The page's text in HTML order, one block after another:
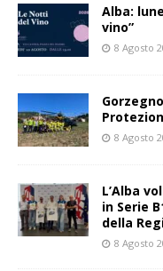
Alba:
vino”
8 Agosto
8 Agosto
L’Alba
in Serie
della
8 Agosto